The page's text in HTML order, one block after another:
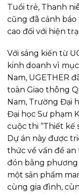
Tuổi trẻ, Thanh
cũng đã cảnh
cao đối với hiện
Với sáng kiến từ
kinh doanh vì
Nam, UGETHER
toàn Giao thông
Nam, Trường Đại
Đại học Sư phạm
cuộc thi “Thiết kế
Dự án này được
thức về vấn đề
đón bằng phương
một sản phẩm
cùng gia đình,